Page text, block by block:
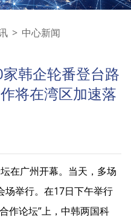
> 中心新闻
韩企轮番登台路
将在湾区加速落
在广州开幕。当天，多场
场举行。在17日下午举行
作论坛”上，中韩两国科